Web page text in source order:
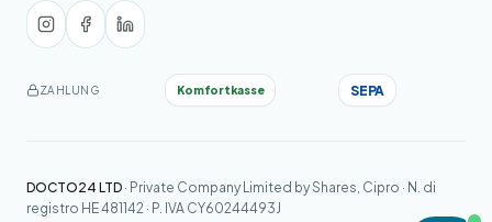
ZAHLUNG Komfortkasse SEPA
DOCTO24 LTD · Private Company Limited by Shares, Cipro · N. di
registro HE 481142 · P. IVA CY60244493J